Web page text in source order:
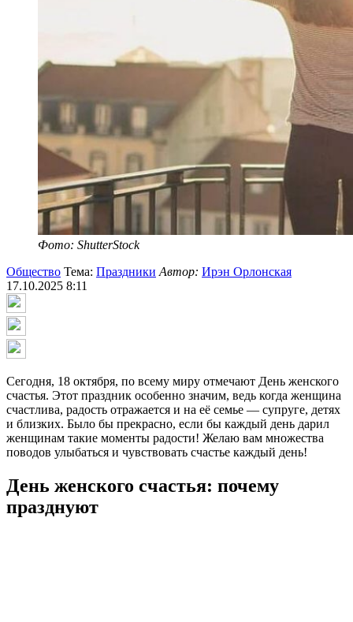
Фото: ShutterStock
Общество Тема: Праздники Автор: Ирэн Орлонская
17.10.2025 8:11
Сегодня, 18 октября, по всему миру отмечают День женского
счастья. Этот праздник особенно значим, ведь когда женщина
счастлива, радость отражается и на её семье — супруге, детях
и близких. Было бы прекрасно, если бы каждый день дарил
женщинам такие моменты радости! Желаю вам множества
поводов улыбаться и чувствовать счастье каждый день!
День женского счастья: почему
празднуют